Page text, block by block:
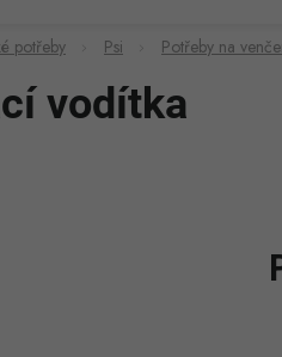
potřeby Psi Potřeby na
vodítka